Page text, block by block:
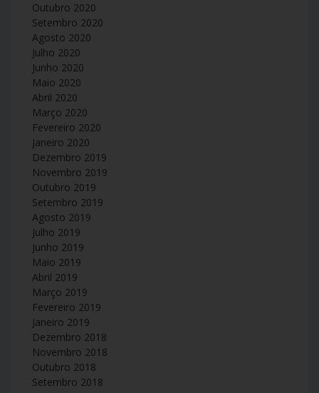
Outubro 2020
Setembro 2020
Agosto 2020
Julho 2020
Junho 2020
Maio 2020
Abril 2020
Março 2020
Fevereiro 2020
Janeiro 2020
Dezembro 2019
Novembro 2019
Outubro 2019
Setembro 2019
Agosto 2019
Julho 2019
Junho 2019
Maio 2019
Abril 2019
Março 2019
Fevereiro 2019
Janeiro 2019
Dezembro 2018
Novembro 2018
Outubro 2018
Setembro 2018